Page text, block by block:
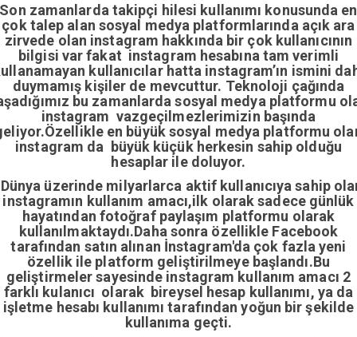
Son zamanlarda takipçi hilesi kullanımı konusunda en
çok talep alan sosyal medya platformlarında açık ara
zirvede olan instagram hakkında bir çok kullanıcının
bilgisi var fakat instagram hesabına tam verimli
kullanıcılar hatta instagram’ın ismini
duymamış kişiler de mevcuttur. Teknoloji çağında
bu zamanlarda sosyal medya platformu
instagram vazgeçilmezlerimizin başında
en büyük sosyal medya platformu
instagram da büyük küçük herkesin sahip olduğu
hesaplar ile doluyor.
üzerinde milyarlarca aktif kullanıcıya sahip
instagramın kullanım amacı,ilk olarak sadece günlük
hayatından fotoğraf paylaşım platformu olarak
kullanılmaktaydı.Daha sonra özellikle Facebook
tarafından satın alınan İnstagram'da çok fazla yeni
özellik ile platform geliştirilmeye başlandı.Bu
geliştirmeler sayesinde instagram kullanım amacı 2
farklı kulanıcı olarak bireysel hesap kullanımı, ya da
işletme hesabı kullanımı tarafından yoğun bir şekilde
kullanıma geçti.